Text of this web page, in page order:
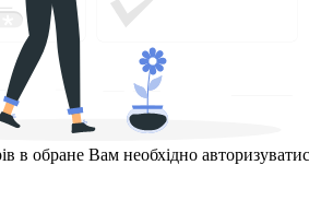
в обране Вам необхідно